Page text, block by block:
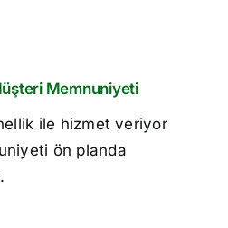
Memnuniyeti
ile hizmet veriyor
ön planda